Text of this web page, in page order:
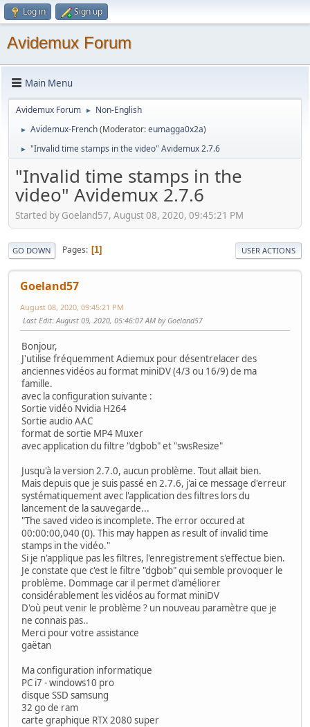
Log in Sign up
Avidemux Forum
Main Menu
Avidemux Forum ► Non-English
► Avidemux-French(Moderator:eumagga0x2a)
► "Invalid time stamps in the video" Avidemux 2.7.6
"Invalid time stamps in the
video" Avidemux 2.7.6
Started by Goeland57, August 08, 2020, 09:45:21 PM
GO DOWN Pages 1 USER ACTIONS
Goeland57
August 08, 2020, 09:45:21 PM
Last Edit: August 09, 2020, 05:46:07 AM by Goeland57
Bonjour,
J'utilise fréquemment Adiemux pour désentrelacer des
anciennes vidéos au format miniDV (4/3 ou 16/9) de ma
famille.
avec la configuration suivante :
Sortie vidéo Nvidia H264
Sortie audio AAC
format de sortie MP4 Muxer
avec application du filtre "dgbob" et "swsResize"
Jusqu'à la version 2.7.0, aucun problème. Tout allait bien.
Mais depuis que je suis passé en 2.7.6, j'ai ce message d'erreur
systématiquement avec l'application des filtres lors du
lancement de la sauvegarde...
"The saved video is incomplete. The error occured at
00:00:00,040 (0). This may happen as result of invalid time
stamps in the vidéo."
Si je n'applique pas les filtres, l'enregistrement s'effectue bien.
Je constate que c'est le filtre "dgbob" qui semble provoquer le
problème. Dommage car il permet d'améliorer
considérablement les vidéos au format miniDV
D'où peut venir le problème ? un nouveau paramètre que je
ne connais pas..
Merci pour votre assistance
gaëtan
Ma configuration informatique
PC i7 - windows10 pro
disque SSD samsung
32 go de ram
carte graphique RTX 2080 super